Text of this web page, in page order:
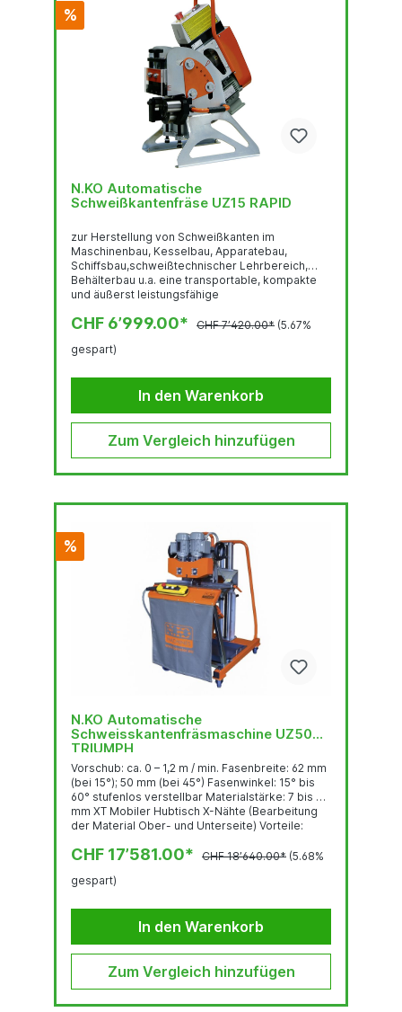
%
N.KO Automatische
Schweißkantenfräse UZ15 RAPID
zur Herstellung von Schweißkanten im
Maschinenbau, Kesselbau, Apparatebau,
Schiffsbau,schweißtechnischer Lehrbereich,
Behälterbau u.a. eine transportable, kompakte
und äußerst leistungsfähige
bis 15 mm Fasenbreite und stufenlos
Herstellung der Schweißnaht erfolgt durch
einesAbschermessers. Das Funktionsprinzip ist
sehr effizient und arbeitet laufruhig und
CHF 6’999.00* CHF 7’420.00* (5.67%
gespart)
In den Warenkorb
Zum Vergleich hinzufügen
%
N.KO Automatische
Schweisskantenfräsmaschine UZ50
TRIUMPH
Vorschub: ca. 0 – 1,2 m / min. Fasenbreite: 62 mm
(bei 15°); 50 mm (bei 45°) Fasenwinkel: 15° bis
60° stufenlos verstellbar Materialstärke: 7 bis 80
mm XT Mobiler Hubtisch X-Nähte (Bearbeitung
der Material Ober- und Unterseite) Vorteile:
Hochgeschwindigkeitsfräskopf mit sehr
Winkelverstellung 15° bis 50° XT Mobiler
werkzeuglos in kürzester Zeit am Hubtisch
befestigen Die...
CHF 17’581.00* CHF 18’640.00* (5.68%
gespart)
In den Warenkorb
Zum Vergleich hinzufügen